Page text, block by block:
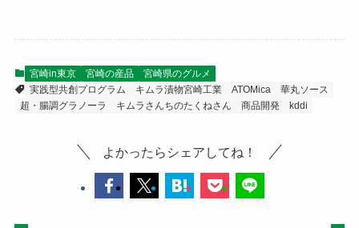
宮崎in東京 宮崎の産品
宮崎県のグルメ
実践型共創プログラム
キムラ漬物宮崎工業 ATOMica
華丸ソース
超・腸調グラノーラ
キムラさんちのたくねさん 商品開発 kddi
よかったらシェアしてね！